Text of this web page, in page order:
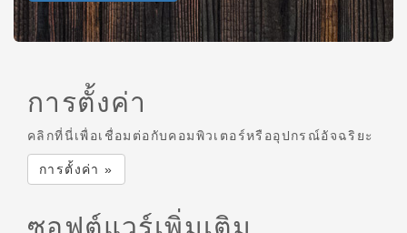
การตั้งค่า
คลิกที่นี่เพื่อเชื่อมต่อกับคอมพิวเตอร์หรืออุปกรณ์อัจฉริยะ
การตั้งค่า »